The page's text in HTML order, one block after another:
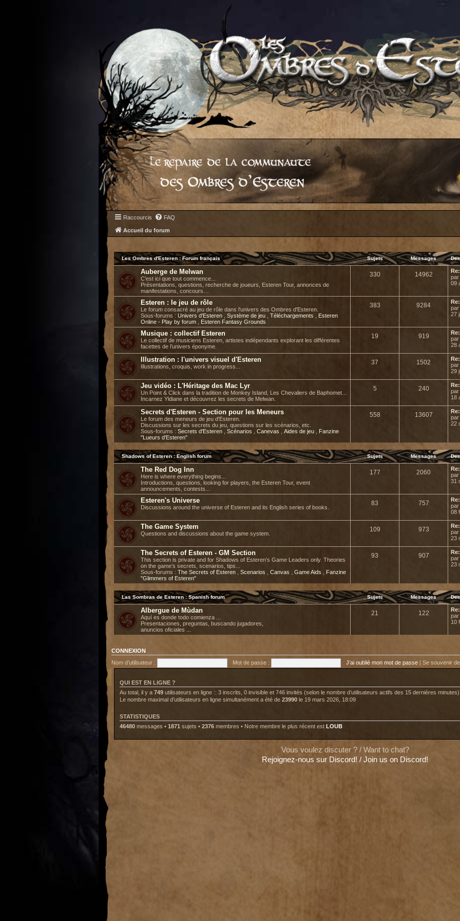
Raccourcis FAQ
Accueil du forum
Les Ombres d'Esteren : Forum français Sujets Messages
Auberge de Melwan
C'est ici que tout commence...
Présentations, questions, recherche de joueurs, Esteren Tour, annonces de
manifestations, concours…
330 14962
par
09
Esteren : le jeu de rôle
Le forum consacré au jeu de rôle dans l'univers des Ombres d'Esteren.
Sous-forums : Univers d'Esteren Système de jeu Téléchargements
Esteren
Online - Play by forum
Esteren Fantasy Grounds
383 9284
par
27
Musique : collectif Esteren
Le collectif de musiciens Esteren, artistes indépendants explorant les différentes
facettes de l’univers éponyme.
19 919
par
28
Illustration : l'univers visuel d'Esteren
Illustrations, croquis, work in progress...
37 1502
par
29
Jeu vidéo : L'Héritage des Mac Lyr
Un Point & Click dans la tradition de Monkey Island, Les Chevaliers de Baphomet...
Incarnez Yldiane et découvrez les secrets de Melwan.
5 240
par
18
Secrets d'Esteren - Section pour les Meneurs
Le forum des meneurs de jeu d'Esteren.
Discussions sur les secrets du jeu, questions sur les scénarios, etc.
Sous-forums : Secrets d'Esteren Scénarios Canevas Aides de jeu
Fanzine
"Lueurs d'Esteren"
558 13607
par
22
Shadows of Esteren : English forum Sujets Messages
The Red Dog Inn
Here is where everything begins...
Introductions, questions, looking for players, the Esteren Tour, event
announcements, contests...
177 2060
par
31
Esteren's Universe
Discussions around the universe of Esteren and its English series of books.
83 757
par
08
The Game System
Questions and discussions about the game system.
109 973
par
23
The Secrets of Esteren - GM Section
This section is private and for Shadows of Esteren’s Game Leaders only. Theories
on the game’s secrets, scenarios, tips...
Sous-forums : The Secrets of Esteren Scenarios Canvas Game Aids
Fanzine
"Glimmers of Esteren"
93 907
par
23
Las Sombras de Esteren : Spanish forum Sujets Messages
Albergue de Mùdan
Aquí es donde todo comienza ...
Presentaciones, preguntas, buscando jugadores,
anuncios oficiales ...
21 122
par
10
CONNEXION
Nom d’utilisateur :
Mot de passe : J’ai oublié mon mot de passe | Se souvenir
QUI EST EN LIGNE ?
Au total, il y a 749 utilisateurs en ligne :: 3 inscrits, 0 invisible et 746 invités (selon le nombre d’utilisateurs actifs des 15 dernières minutes)
Le nombre maximal d’utilisateurs en ligne simultanément a été de 23990 le 19 mars 2026, 18:09
STATISTIQUES
46480 messages • 1871 sujets • 2376 membres • Notre membre le plus récent est LOUB
Vous voulez discuter ? / Want to chat?
Rejoignez-nous sur Discord! / Join us on Discord!